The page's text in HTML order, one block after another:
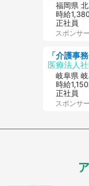
福岡県
時給
正社員
スポンサ
岐阜県
時給
正社員
スポンサ